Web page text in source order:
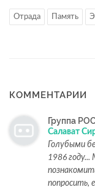
Отрада Память
КОММЕНТАРИИ
Группа
Салават
Голубыми
1986
попросить,